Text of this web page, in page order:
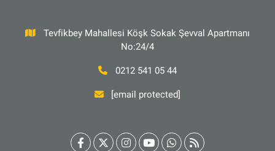
Tevfikbey Mahallesi Köşk Sokak Şevval Apartmanı
No:24/4
0212 541 05 44
[email protected]